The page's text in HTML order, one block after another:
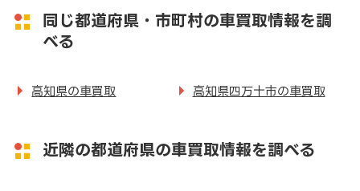
同じ都道府県・市町村の車買取情報を調
べる
高知県の車買取 高知県四万十市の車買取
近隣の都道府県の車買取情報を調べる